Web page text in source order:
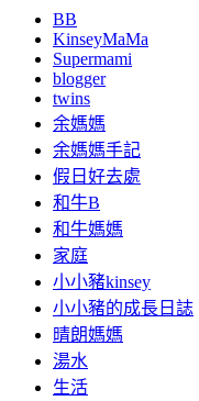
BB
KinseyMaMa
Supermami
blogger
twins
余媽媽
余媽媽手記
假日好去處
和牛B
和牛媽媽
家庭
小小豬kinsey
小小豬的成長日誌
晴朗媽媽
湯水
生活